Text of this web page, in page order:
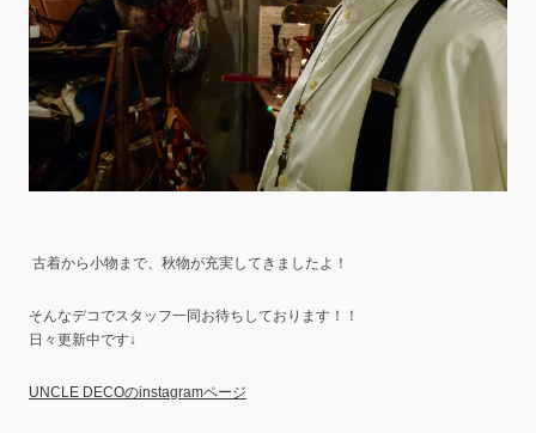
古着から小物まで、秋物が充実してきましたよ！
そんなデコでスタッフ一同お待ちしております！！
日々更新中です↓
UNCLE DECOのinstagramページ